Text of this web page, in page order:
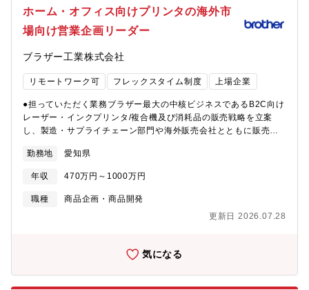
だけます。【プロジェクト事例】・新商品発売に伴う、TVCM×デ
ジタル広告×SNSキャンペーンを連動させた統合プロモーションの
指揮・美容感度の高い層に向けた、インフルエンサーやメディア
業会社側の戦略家」への転身：代理店出身の方であれば、クライ
アントの要望に応えるだけでなく、自ら予算を持ち、商品開発段
階からマーケティング戦略に入り込む「上流工程」の経験が積め
独のカテゴリで500億円規模の売上という成長中のブランドにおい
て、億単位の予算規模を動かすダイナミックなプロモーションに
携われます。・裁量の大きさ：「手段」は限定されていません。
ロジックと情熱があれば、TVCMからSNS活動まで、あらゆるチ
はリーダー候補として、大規模なプロモーションプロジェクトの
実績に応じてプロモーションチームのマネジメント職（課長職）
へのステップアップや、ブランド全体のPL責任を持つブランドマ
ホーム・オフィス向けプリンタの海外市
場向け営業企画リーダー
ブラザー工業株式会社
リモートワーク可 フレックスタイム制度 上場企業
●担っていただく業務ブラザー最大の中核ビジネスであるB2C向け
レーザー・インクプリンタ/複合機及び消耗品の販売戦略を立案
し、製造・サプライチェーン部門や海外販売会社とともに販売目
ただきます。売上管理業務だけでなく、グローバルなマーケティ
ング活動など幅広い業務に取り組んでいただきます。●将来的なキ
ャリアパス営業企画のマネージャー、プリンタや関連商材の商品
企画・マーケティング、海外出向など幅広く考えられます。●募集
けプリンタ事業のさらなる発展と成長を担う次世代リーダー候補
グローバル人材として成長したい方を募集します。●職場環境ベテ
ランと若手がそれぞれの強みを活かしながら連携するチームワー
クの優れた組織です。海外販社とのコミュニケーションが多くオ
ープンで活気のある雰囲気が特徴です。
勤務地 愛知県
年収 470万円～1000万円
職種
商品企画・商品開発
更新日 2026.07.28
気になる